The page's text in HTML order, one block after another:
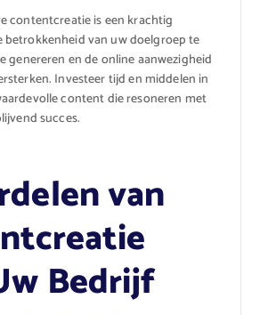
contentcreatie is een krachtig
van uw doelgroep te
genereren en de online aanwezigheid
Investeer tijd en middelen in
content die resoneren met
succes.
van
Bedrijf